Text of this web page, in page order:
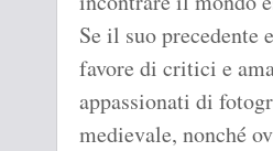
Se il suo
favore di critici e
appassionati di
medievale, nonché